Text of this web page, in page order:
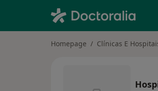
Homepage Clínicas E